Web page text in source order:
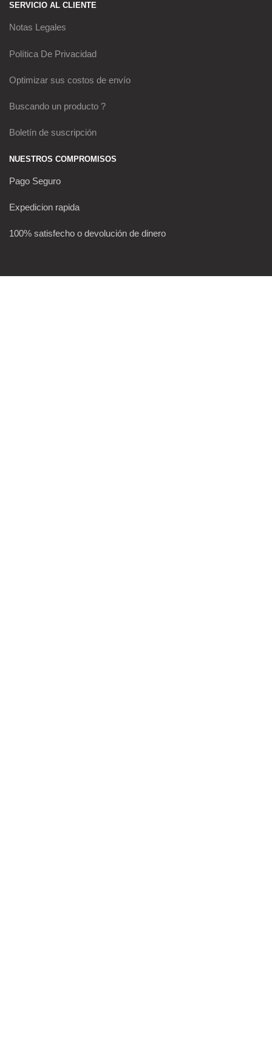
SERVICIO AL CLIENTE
Notas Legales
Política De Privacidad
Optimizar sus costos de envío
Buscando un producto ?
Boletín de suscripción
NUESTROS COMPROMISOS
Pago Seguro
Expedicion rapida
100% satisfecho o devolución de dinero